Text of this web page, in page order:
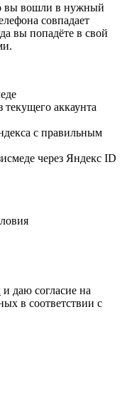
вы вошли в нужный
совпадает
вы попадёте в свой
аккаунта
с правильным
через Яндекс ID
и даю согласие на
в соответствии с